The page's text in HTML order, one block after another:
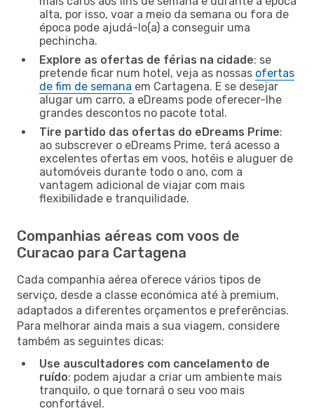
alta, por isso, voar a meio da semana ou fora de
época pode ajudá-lo(a) a conseguir uma
pechincha.
Explore as ofertas de férias na cidade: se
pretende ficar num hotel, veja as nossas ofertas
de fim de semana em Cartagena. E se desejar
alugar um carro, a eDreams pode oferecer-lhe
grandes descontos no pacote total.
Tire partido das ofertas do eDreams Prime:
ao subscrever o eDreams Prime, terá acesso a
excelentes ofertas em voos, hotéis e aluguer de
automóveis durante todo o ano, com a
vantagem adicional de viajar com mais
flexibilidade e tranquilidade.
Companhias aéreas com voos de
Curacao para Cartagena
Cada companhia aérea oferece vários tipos de
serviço, desde a classe económica até à premium,
adaptados a diferentes orçamentos e preferências.
Para melhorar ainda mais a sua viagem, considere
também as seguintes dicas:
Use auscultadores com cancelamento de
ruído: podem ajudar a criar um ambiente mais
tranquilo, o que tornará o seu voo mais
confortável.